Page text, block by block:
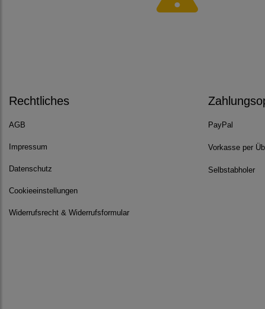
Rechtliches
AGB
Impressum
Datenschutz
Cookieeinstellungen
Widerrufsrecht & Widerrufsformular
PayPal
Vorkasse per
Selbstabholer